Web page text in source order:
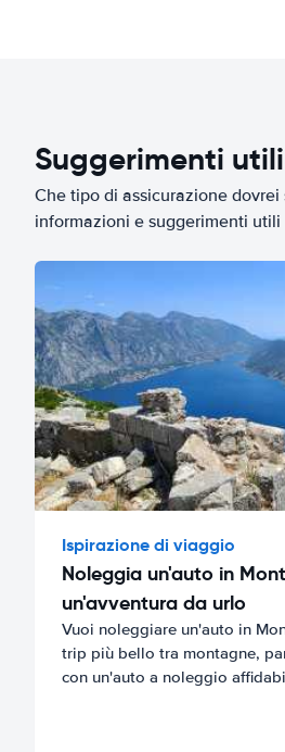
Suggerimenti
Che tipo di assicurazione
informazioni e suggerimenti
Ispirazione di viaggio
Noleggia un'auto in
un'avventura da urlo
Vuoi noleggiare un'auto in
trip più bello tra montagne,
con un'auto a noleggio